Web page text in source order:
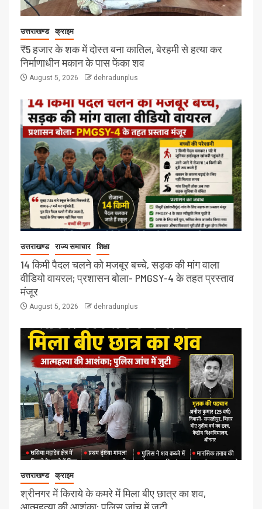
उत्तराखण्ड क्राइम
₹5 हजार के शक में दोस्त बना कातिल, बेरहमी से हत्या कर
निर्माणाधीन मकान के पास फेंका शव
August 5, 2026 dehradunplus
उत्तराखण्ड राज्य समाचार शिक्षा
14 किमी पैदल चलने को मजबूर बच्चे, सड़क की मांग वाला
वीडियो वायरल; प्रशासन बोला- PMGSY-4 के तहत प्रस्ताव
मंजूर
August 5, 2026 dehradunplus
उत्तराखण्ड क्राइम
श्रीनगर में किराये के कमरे में मिला बीए छात्र का शव,